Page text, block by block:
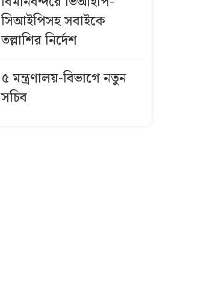
সবাইকে তল্লাশির
নির্দেশ
আ.লীগ নেতার
সিআইপিসহ সবাইকে
তল্লাশির নির্দেশ
৫ মন্ত্রণালয়-বিভাগে নতুন
সচিব